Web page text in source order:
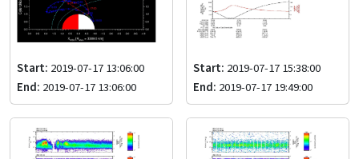
Start: 2019-07-17 13:06:00
End: 2019-07-17 13:06:00
Start: 2019-07-17 15:38:00
End: 2019-07-17 19:49:00